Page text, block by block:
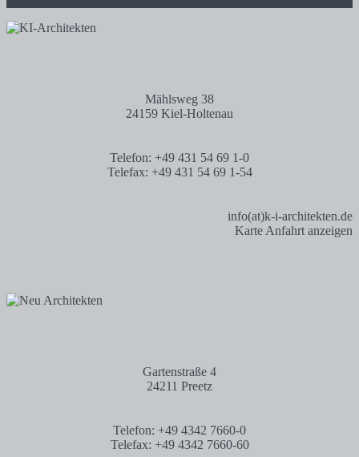
Mählsweg 38
24159 Kiel-Holtenau
Telefon: +49 431 54 69 1-0
Telefax: +49 431 54 69 1-54
info(at)k-i-architekten.de
Karte Anfahrt anzeigen
Gartenstraße 4
24211 Preetz
Telefon: +49 4342 7660-0
Telefax: +49 4342 7660-60